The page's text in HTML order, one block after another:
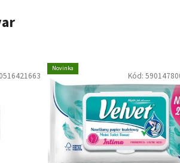
Novinka
Kód: